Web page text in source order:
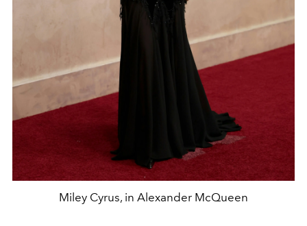
Miley Cyrus, in Alexander McQueen